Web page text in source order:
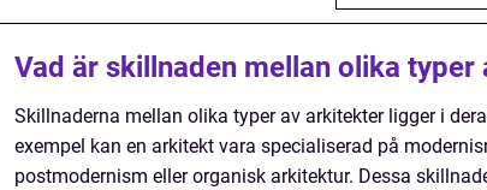
Vad är skillnaden mellan olika typer
Skillnaderna mellan olika typer av arkitekter ligger i
exempel kan en arkitekt vara specialiserad på
postmodernism eller organisk arkitektur. Dessa